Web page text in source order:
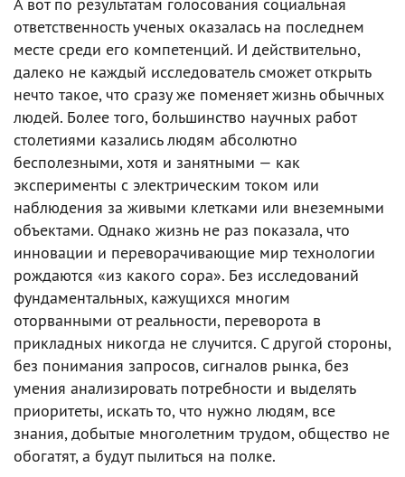
ответственность ученых оказалась на последнем
месте среди его компетенций. И действительно,
далеко не каждый исследователь сможет открыть
нечто такое, что сразу же поменяет жизнь обычных
людей. Более того, большинство научных работ
столетиями казались людям абсолютно
бесполезными, хотя и занятными — как
эксперименты с электрическим током или
наблюдения за живыми клетками или внеземными
объектами. Однако жизнь не раз показала, что
инновации и переворачивающие мир технологии
рождаются «из какого сора». Без исследований
фундаментальных, кажущихся многим
оторванными от реальности, переворота в
прикладных никогда не случится. С другой стороны,
без понимания запросов, сигналов рынка, без
умения анализировать потребности и выделять
приоритеты, искать то, что нужно людям, все
знания, добытые многолетним трудом, общество не
обогатят, а будут пылиться на полке.